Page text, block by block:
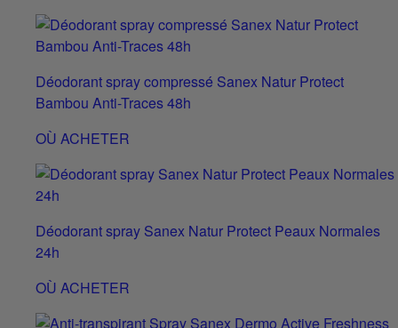
Déodorant spray compressé Sanex Natur Protect
Bambou Anti-Traces 48h
OÙ ACHETER
Déodorant spray Sanex Natur Protect Peaux Normales
24h
OÙ ACHETER